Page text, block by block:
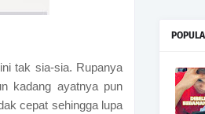
tak sia-sia. Rupanya
kadang ayatnya pun
cepat sehingga lupa